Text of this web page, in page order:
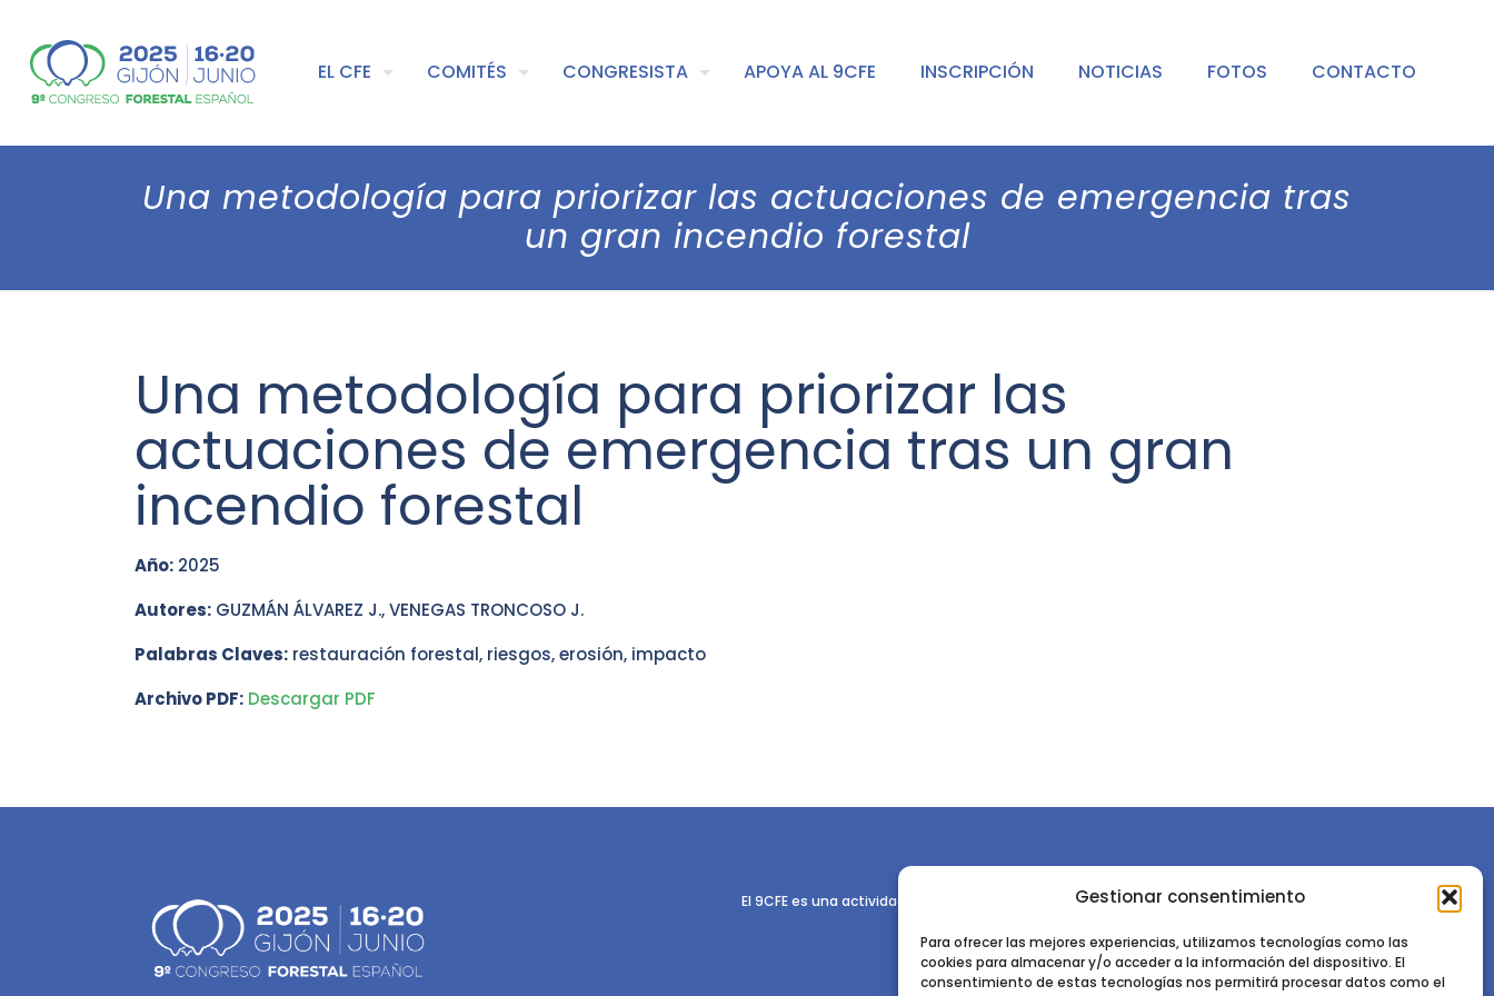
Gestionar consentimiento
Para ofrecer las mejores experiencias, utilizamos tecnologías como las
cookies para almacenar y/o acceder a la información del dispositivo. El
consentimiento de estas tecnologías nos permitirá procesar datos como el
EL CFE COMITÉS CONGRESISTA APOYA AL 9CFE INSCRIPCIÓN NOTICIAS FOTOS CONTACTO
Una metodología para priorizar las actuaciones de emergencia tras
un gran incendio forestal
Una metodología para priorizar las
actuaciones de emergencia tras un gran
incendio forestal
Año: 2025
Autores: GUZMÁN ÁLVAREZ J., VENEGAS TRONCOSO J.
Palabras Claves: restauración forestal, riesgos, erosión, impacto
Archivo PDF: Descargar PDF
El 9CFE es una actividad promovida por la Sociedad Española de Ciencias Forestales
Instituto de Ciencias Forestales, INIA-CSIC
Ctra. de la Coruña km 7,5 - 28040 Madrid